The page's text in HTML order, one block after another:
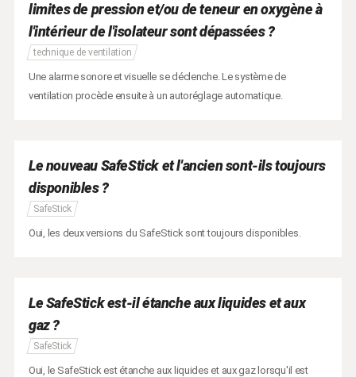
limites de pression et/ou de teneur en oxygène à
l'intérieur de l'isolateur sont dépassées ?
technique de ventilation
Une alarme sonore et visuelle se déclenche. Le système de
ventilation procède ensuite à un autoréglage automatique.
Le nouveau SafeStick et l'ancien sont-ils toujours
disponibles ?
SafeStick
Oui, les deux versions du SafeStick sont toujours disponibles.
Le SafeStick est-il étanche aux liquides et aux
gaz ?
SafeStick
Oui, le SafeStick est étanche aux liquides et aux gaz lorsqu'il est